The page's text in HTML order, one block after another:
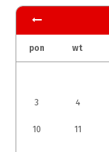
pon wt
3 4
10 11